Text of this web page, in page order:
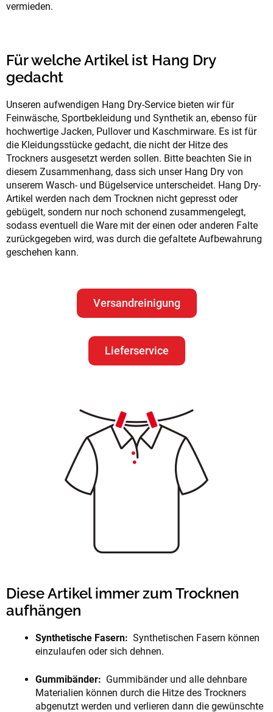
vermieden.
Für welche Artikel ist Hang Dry
gedacht
Unseren aufwendigen Hang Dry-Service bieten wir für
Feinwäsche, Sportbekleidung und Synthetik an, ebenso für
hochwertige Jacken, Pullover und Kaschmirware. Es ist für
die Kleidungsstücke gedacht, die nicht der Hitze des
Trockners ausgesetzt werden sollen. Bitte beachten Sie in
diesem Zusammenhang, dass sich unser Hang Dry von
unserem Wasch- und Bügelservice unterscheidet. Hang Dry-
Artikel werden nach dem Trocknen nicht gepresst oder
gebügelt, sondern nur noch schonend zusammengelegt,
sodass eventuell die Ware mit der einen oder anderen Falte
zurückgegeben wird, was durch die gefaltete Aufbewahrung
geschehen kann.
Versandreinigung
Lieferservice
Diese Artikel immer zum Trocknen
aufhängen
Synthetische Fasern: Synthetischen Fasern können
einzulaufen oder sich dehnen.
Gummibänder: Gummibänder und alle dehnbare
Materialien können durch die Hitze des Trockners
abgenutzt werden und verlieren dann die gewünschte